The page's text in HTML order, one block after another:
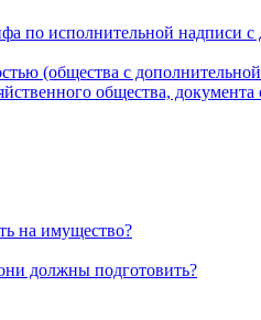
по исполнительной надписи с
(общества с
общества,
на имущество?
должны подготовить?